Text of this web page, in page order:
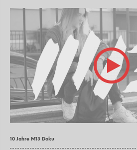
10 Jahre M13 Doku